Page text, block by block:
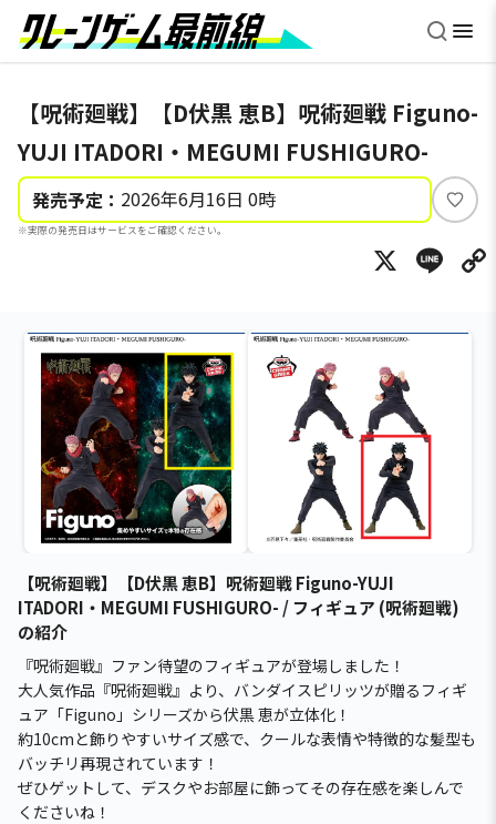
【呪術廻戦】【D伏黒 恵B】呪術廻戦 Figuno-
YUJI ITADORI・MEGUMI FUSHIGURO-
発売予定： 2026年6月16日 0時
※実際の発売日はサービスをご確認ください。
い
ね
X
【呪術廻戦】【D伏黒 恵B】呪術廻戦 Figuno-YUJI
ITADORI・MEGUMI FUSHIGURO- / フィギュア (呪術廻戦)
の紹介
『呪術廻戦』ファン待望のフィギュアが登場しました！
大人気作品『呪術廻戦』より、バンダイスピリッツが贈るフィギ
ュア「Figuno」シリーズから伏黒 恵が立体化！
約10cmと飾りやすいサイズ感で、クールな表情や特徴的な髪型も
バッチリ再現されています！
ぜひゲットして、デスクやお部屋に飾ってその存在感を楽しんで
くださいね！